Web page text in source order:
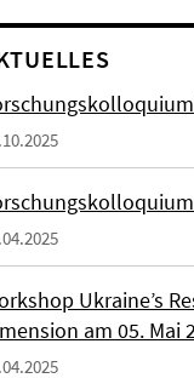
Ukraine’s
am 05. Mai